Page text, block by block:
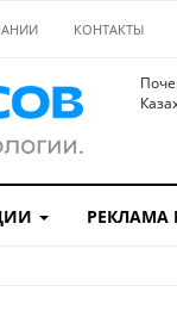
КОНТАКТЫ
РЕКЛАМА